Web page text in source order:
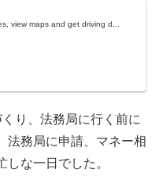
view maps and get driving d...
り、法務局に行く前に
法務局に申請、マネー相
な一日でした。